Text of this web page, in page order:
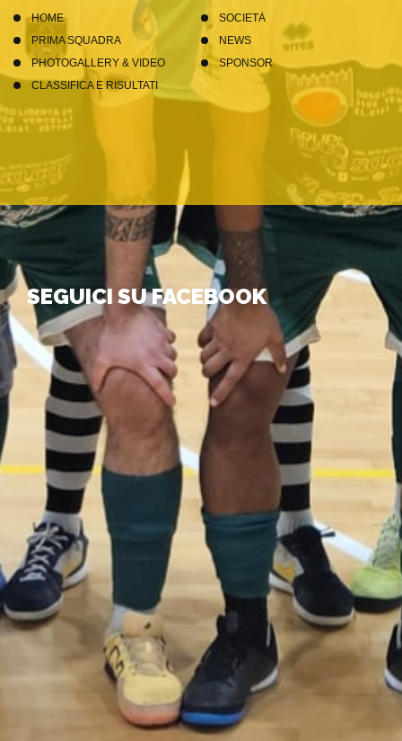
HOME
SOCIETÀ
PRIMA SQUADRA
NEWS
PHOTOGALLERY & VIDEO
SPONSOR
CLASSIFICA E RISULTATI
SEGUICI SU FACEBOOK